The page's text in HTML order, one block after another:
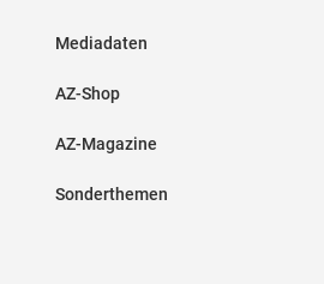
Mediadaten
AZ-Shop
AZ-Magazine
Sonderthemen